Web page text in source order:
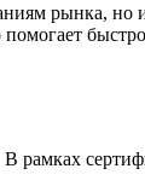
рынка,
В рамках